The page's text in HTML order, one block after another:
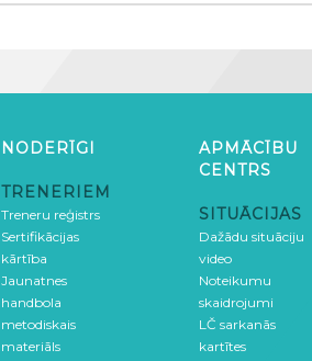
NODERĪGI
TRENERIEM
Treneru reģistrs
Sertifikācijas
kārtība
Jaunatnes
handbola
metodiskais
materiāls
APMĀCĪBU
CENTRS
SITUĀCIJAS
Dažādu situāciju
video
Noteikumu
skaidrojumi
LČ sarkanās
kartītes